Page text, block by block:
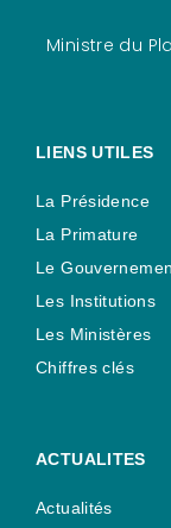
Ministre du
LIENS UTILES
La Présidence
La Primature
Le
Les Institutions
Les Ministères
Chiffres clés
ACTUALITES
Actualités